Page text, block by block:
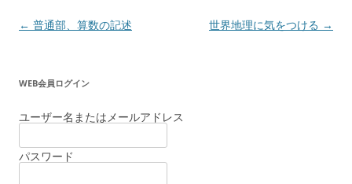
投
ビ
ゲ
シ
← 普通部、算数の記述 世界地理に気をつける →
WEB会員ログイン
ユーザー名またはメールアドレス
パスワード